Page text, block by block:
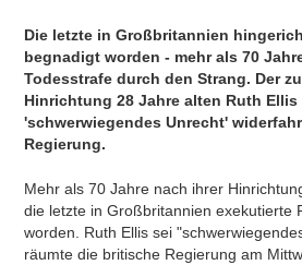
Die letzte in Großbritannien
begnadigt worden - mehr als 70
Todesstrafe durch den Strang. Der
Hinrichtung 28 Jahre alten Ruth Ellis
'schwerwiegendes Unrecht'
Regierung.
Mehr als 70 Jahre nach ihrer
die letzte in Großbritannien exekutierte
worden. Ruth Ellis sei
räumte die britische Regierung am